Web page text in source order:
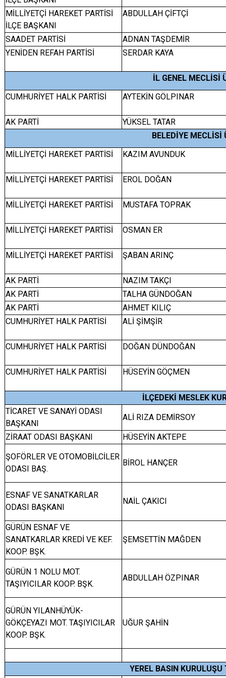
MİLLİYETÇİ HAREKET PARTİSİ
İLÇE BAŞKANI
ABDULLAH ÇİFTÇİ
SAADET PARTİSİ
ADNAN TAŞDEMİR
YENİDEN REFAH PARTİSİ
SERDAR KAYA
İL GENEL MECLİSİ
CUMHURİYET HALK PARTİSİ
AYTEKİN GÖLPINAR
AK PARTİ
YÜKSEL TATAR
BELEDİYE MECLİSİ
MİLLİYETÇİ HAREKET PARTİSİ
KAZIM AVUNDUK
MİLLİYETÇİ HAREKET PARTİSİ EROL DOĞAN
MİLLİYETÇİ HAREKET PARTİSİ MUSTAFA TOPRAK
MİLLİYETÇİ HAREKET PARTİSİ OSMAN ER
MİLLİYETÇİ HAREKET PARTİSİ ŞABAN ARINÇ
AK PARTİ
NAZIM TAKÇI
AK PARTİ
TALHA GÜNDOĞAN
AK PARTİ
AHMET KILIÇ
CUMHURİYET HALK PARTİSİ
ALİ ŞİMŞİR
CUMHURİYET HALK PARTİSİ DOĞAN DÜNDOĞAN
CUMHURİYET HALK PARTİSİ HÜSEYİN GÖÇMEN
İLÇEDEKİ MESLEK
TİCARET VE SANAYİ ODASI
BAŞKANI
ALİ RIZA DEMİRSOY
ZİRAAT ODASI BAŞKANI HÜSEYİN AKTEPE
ŞOFÖRLER VE OTOMOBİLCİLER
ODASI BAŞ.
BİROL HANÇER
ESNAF VE SANATKARLAR
ODASI BAŞKANI
NAİL ÇAKICI
GÜRÜN ESNAF VE
SANATKARLAR KREDİ VE KEF.
KOOP. BŞK.
ŞEMSETTİN MAĞDEN
GÜRÜN 1 NOLU MOT.
TAŞIYICILAR KOOP. BŞK.
ABDULLAH ÖZPINAR
GÜRÜN YILANHÜYÜK-
GÖKÇEYAZI MOT. TAŞIYICILAR
KOOP. BŞK.
UĞUR ŞAHİN
YEREL BASIN